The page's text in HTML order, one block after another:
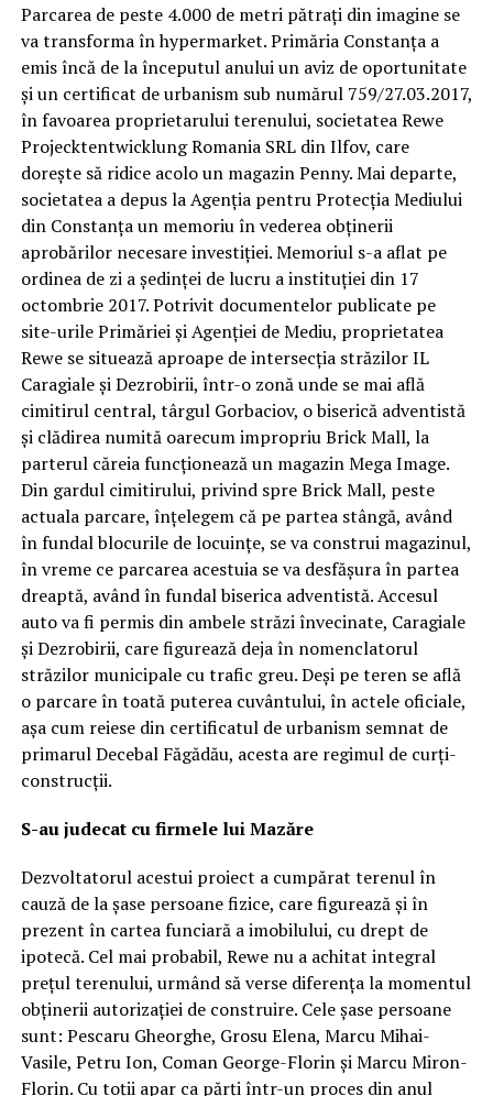
Parcarea de peste 4.000 de metri pătrați din imagine se
va transforma în hypermarket. Primăria Constanța a
emis încă de la începutul anului un aviz de oportunitate
și un certificat de urbanism sub numărul 759/27.03.2017,
în favoarea proprietarului terenului, societatea Rewe
Projecktentwicklung Romania SRL din Ilfov, care
dorește să ridice acolo un magazin Penny. Mai departe,
societatea a depus la Agenția pentru Protecția Mediului
din Constanța un memoriu în vederea obținerii
aprobărilor necesare investiției. Memoriul s-a aflat pe
ordinea de zi a ședinței de lucru a instituției din 17
octombrie 2017. Potrivit documentelor publicate pe
site-urile Primăriei și Agenției de Mediu, proprietatea
Rewe se situează aproape de intersecția străzilor IL
Caragiale și Dezrobirii, într-o zonă unde se mai află
cimitirul central, târgul Gorbaciov, o biserică adventistă
și clădirea numită oarecum impropriu Brick Mall, la
parterul căreia funcționează un magazin Mega Image.
Din gardul cimitirului, privind spre Brick Mall, peste
actuala parcare, înțelegem că pe partea stângă, având
în fundal blocurile de locuințe, se va construi magazinul,
în vreme ce parcarea acestuia se va desfășura în partea
dreaptă, având în fundal biserica adventistă. Accesul
auto va fi permis din ambele străzi învecinate, Caragiale
și Dezrobirii, care figurează deja în nomenclatorul
străzilor municipale cu trafic greu. Deși pe teren se află
o parcare în toată puterea cuvântului, în actele oficiale,
așa cum reiese din certificatul de urbanism semnat de
primarul Decebal Făgădău, acesta are regimul de curți-
construcții.
S-au judecat cu firmele lui Mazăre
Dezvoltatorul acestui proiect a cumpărat terenul în
cauză de la șase persoane fizice, care figurează și în
prezent în cartea funciară a imobilului, cu drept de
ipotecă. Cel mai probabil, Rewe nu a achitat integral
prețul terenului, urmând să verse diferența la momentul
obținerii autorizației de construire. Cele șase persoane
sunt: Pescaru Gheorghe, Grosu Elena, Marcu Mihai-
Vasile, Petru Ion, Coman George-Florin și Marcu Miron-
Florin. Cu toții apar ca părți într-un proces din anul